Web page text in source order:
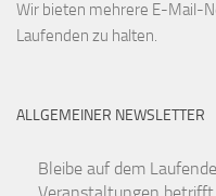
Wir bieten mehrere E-Mail-
Laufenden zu halten.
ALLGEMEINER NEWSLETTER
Bleibe auf dem